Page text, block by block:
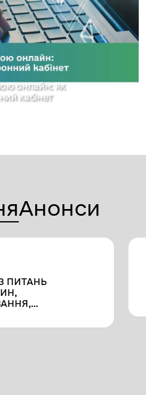
онлайн: як
кабінет
Анонси
ПИТАНЬ
ОХОРОНИ